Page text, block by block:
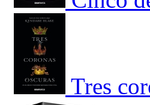
Tres